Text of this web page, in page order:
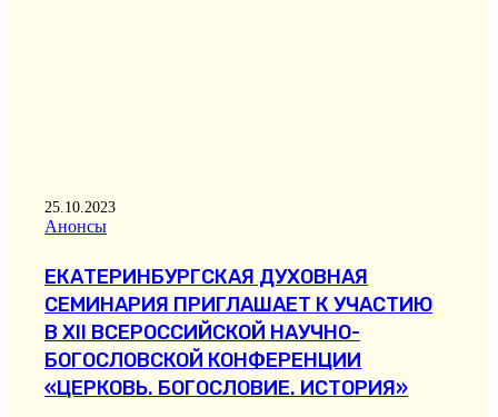
25.10.2023
Анонсы
ЕКАТЕРИНБУРГСКАЯ ДУХОВНАЯ
СЕМИНАРИЯ ПРИГЛАШАЕТ К УЧАСТИЮ
В XII ВСЕРОССИЙСКОЙ НАУЧНО-
БОГОСЛОВСКОЙ КОНФЕРЕНЦИИ
«ЦЕРКОВЬ. БОГОСЛОВИЕ. ИСТОРИЯ»